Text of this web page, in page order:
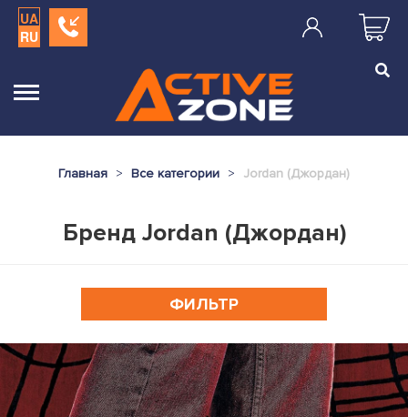
UA
RU
Главная Все категории Jordan (Джордан)
Бренд Jordan (Джордан)
ФИЛЬТР